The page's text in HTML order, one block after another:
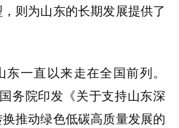
则为山东的长期发展提供了
一直以来走在全国前列。
务院印发《关于支持山东深
推动绿色低碳高质量发展的